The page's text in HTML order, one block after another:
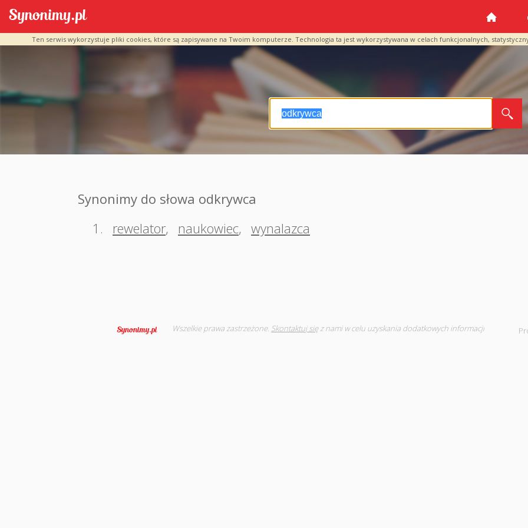
Ten serwis wykorzystuje pliki cookies, które są zapisywane na Twoim komputerze. Technologia ta jest wykorzystywana w celach funkcjonalnych,
Synonimy do słowa odkrywca
1.
rewelator, naukowiec, wynalazca
Wszelkie prawa zastrzeżone. Skontaktuj sięz nami w celu uzyskania dodatkowych informacji